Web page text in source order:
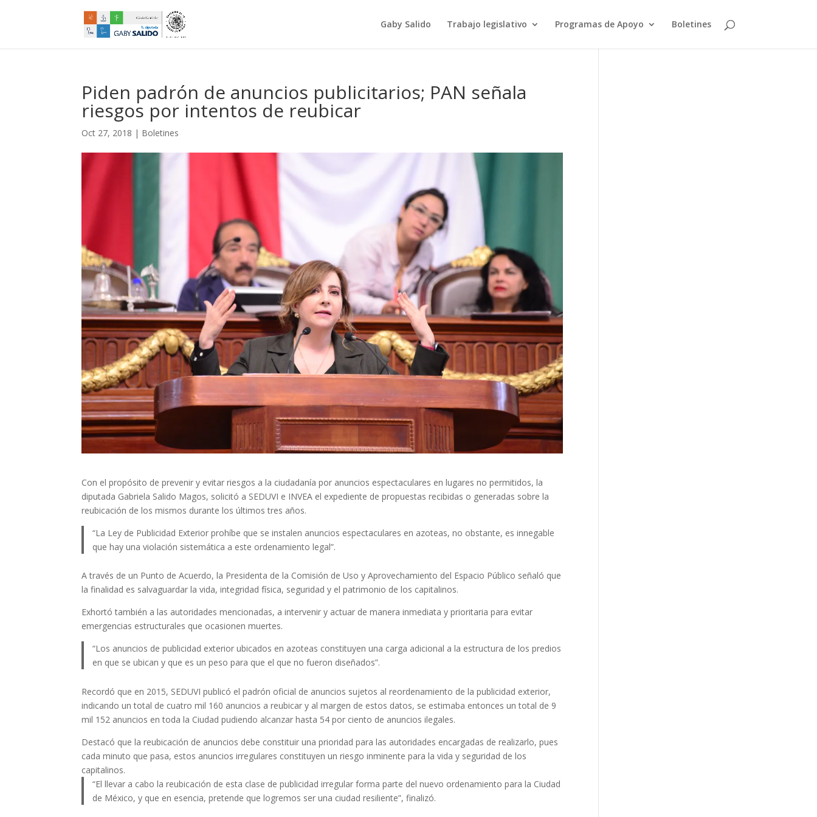
Gaby Salido Trabajo legislativo Programas de Apoyo Boletines
Piden padrón de anuncios publicitarios; PAN señala
riesgos por intentos de reubicar
Oct 27, 2018 | Boletines
Con el propósito de prevenir y evitar riesgos a la ciudadanía por anuncios espectaculares en lugares no permitidos, la
diputada Gabriela Salido Magos, solicitó a SEDUVI e INVEA el expediente de propuestas recibidas o generadas sobre la
reubicación de los mismos durante los últimos tres años.
“La Ley de Publicidad Exterior prohíbe que se instalen anuncios espectaculares en azoteas, no obstante, es innegable
que hay una violación sistemática a este ordenamiento legal”.
A través de un Punto de Acuerdo, la Presidenta de la Comisión de Uso y Aprovechamiento del Espacio Público señaló que
la finalidad es salvaguardar la vida, integridad física, seguridad y el patrimonio de los capitalinos.
Exhortó también a las autoridades mencionadas, a intervenir y actuar de manera inmediata y prioritaria para evitar
emergencias estructurales que ocasionen muertes.
“Los anuncios de publicidad exterior ubicados en azoteas constituyen una carga adicional a la estructura de los predios
en que se ubican y que es un peso para que el que no fueron diseñados”.
Recordó que en 2015, SEDUVI publicó el padrón oficial de anuncios sujetos al reordenamiento de la publicidad exterior,
indicando un total de cuatro mil 160 anuncios a reubicar y al margen de estos datos, se estimaba entonces un total de 9
mil 152 anuncios en toda la Ciudad pudiendo alcanzar hasta 54 por ciento de anuncios ilegales.
Destacó que la reubicación de anuncios debe constituir una prioridad para las autoridades encargadas de realizarlo, pues
cada minuto que pasa, estos anuncios irregulares constituyen un riesgo inminente para la vida y seguridad de los
capitalinos.
“El llevar a cabo la reubicación de esta clase de publicidad irregular forma parte del nuevo ordenamiento para la Ciudad
de México, y que en esencia, pretende que logremos ser una ciudad resiliente”, finalizó.